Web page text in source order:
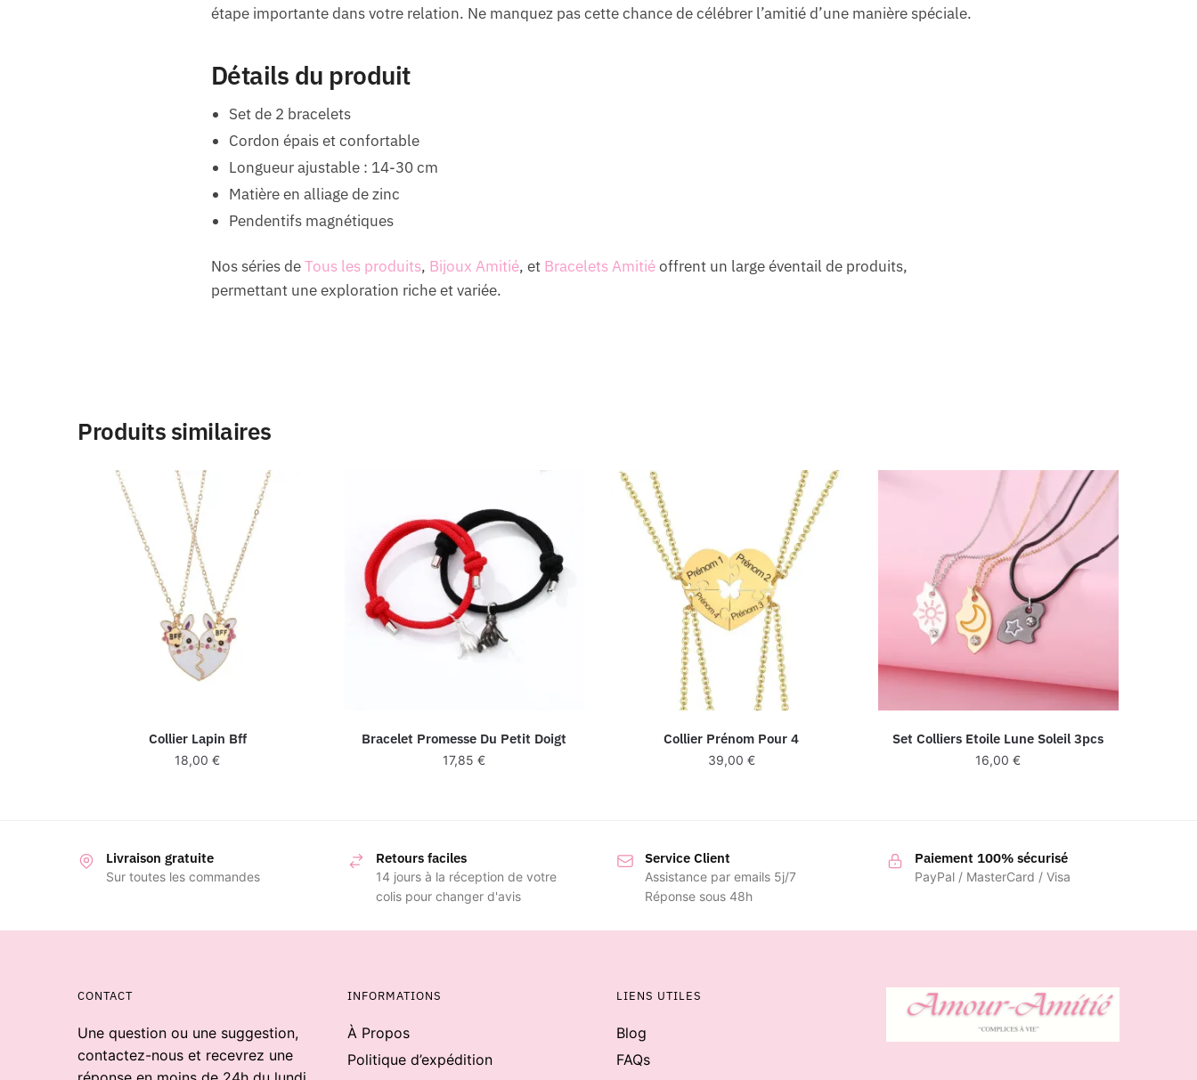
étape importante dans votre relation. Ne manquez pas cette chance de célébrer l’amitié d’une manière spéciale.
Détails du produit
Set de 2 bracelets
Cordon épais et confortable
Longueur ajustable : 14-30 cm
Matière en alliage de zinc
Pendentifs magnétiques
Nos séries deTous les produits, Bijoux Amitié, et Bracelets Amitiéoffrent un large éventail de produits,
permettant une exploration riche et variée.
Produits similaires
Collier Lapin Bff
18,00€
Bracelet Promesse Du Petit Doigt
17,85€
Collier Prénom Pour 4
39,00 €
Set Colliers Etoile Lune Soleil 3pcs
16,00€
Livraison gratuite
Sur toutes les commandes
Retours faciles
14 jours à la réception de votre
colis pour changer d'avis
Service Client
Assistance par emails 5j/7
Réponse sous 48h
Paiement 100% sécurisé
PayPal / MasterCard / Visa
CONTACT
Une question ou une suggestion,
contactez-nous et recevrez une
INFORMATIONS
À Propos
Politique d’expédition
LIENS UTILES
Blog
FAQs